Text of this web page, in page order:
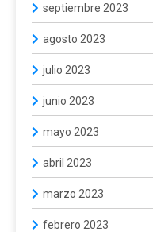
septiembre 2023
agosto 2023
julio 2023
junio 2023
mayo 2023
abril 2023
marzo 2023
febrero 2023